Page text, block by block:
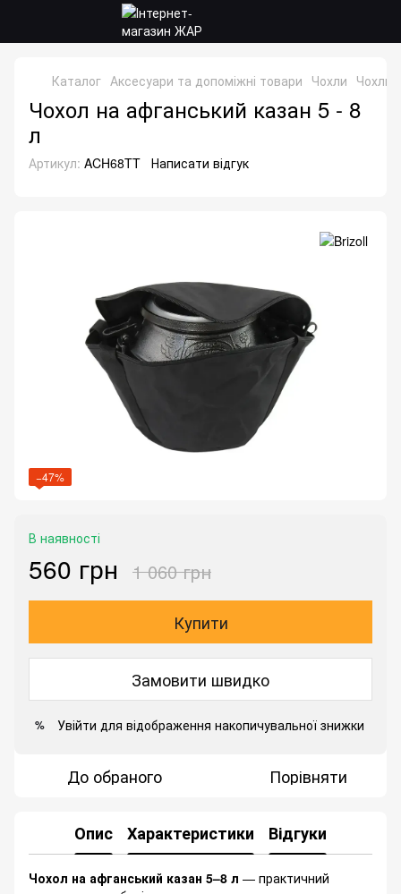
Каталог Аксесуари та допоміжні товари Чохли Чохли
Чохол на афганський казан 5 - 8
л
Артикул: ACH68TT Написати відгук
−47%
В наявності
560 грн 1 060 грн
Купити
Замовити швидко
% Увійти для відображення накопичувальної знижки
До обраного Порівняти
Опис Характеристики Відгуки
Чохол на афганський казан 5–8 л — практичний